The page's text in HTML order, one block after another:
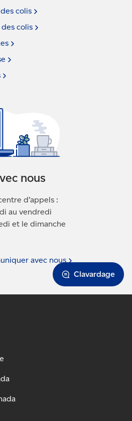
Clavardage
colis
colis
nous
d’appels :
au vendredi
et le dimanche
avec nous